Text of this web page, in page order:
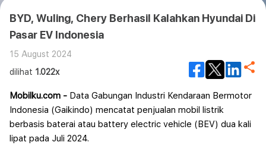
BYD, Wuling, Chery Berhasil Kalahkan Hyundai Di
Pasar EV Indonesia
15 August 2024
dilihat 1.022x
Mobilku.com - Data Gabungan Industri Kendaraan Bermotor
Indonesia (Gaikindo) mencatat penjualan mobil listrik
berbasis baterai atau battery electric vehicle (BEV) dua kali
lipat pada Juli 2024.